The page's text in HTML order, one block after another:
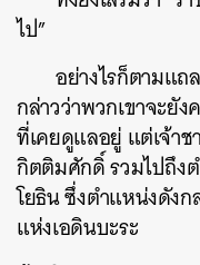
ไป”
อย่างไรก็ตามแถ
กล่าวว่าพวกเขาจะยั
ที่เคยดูแลอยู่ แต่เจ้า
กิตติมศักดิ์ รวมไปถึง
โยธิน ซึ่งตำแหน่งดัง
แห่งเอดินบะระ